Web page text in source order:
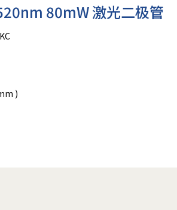
80mW 激光二极管
)